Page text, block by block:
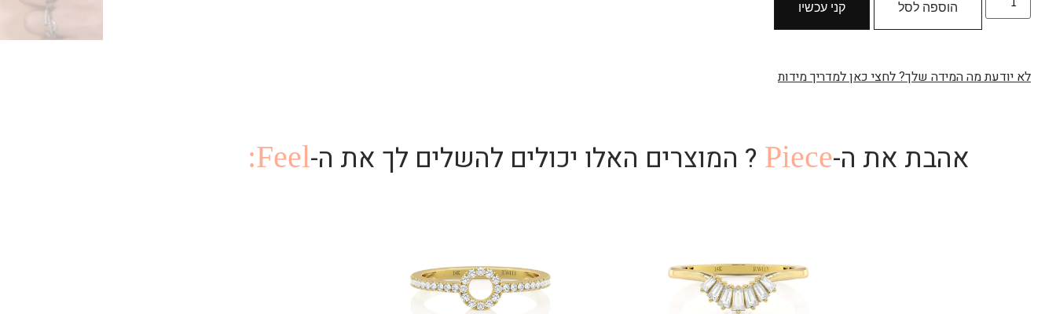
הוספה לסל קני עכשיו
לא יודעת מה המידה שלך? לחצי כאן למדריך מידות
אהבת את ה-Piece ? המוצרים האלו יכולים להשלים לך את ה-Feel: